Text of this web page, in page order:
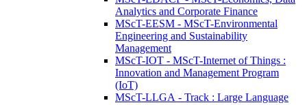
Analytics and Corporate Finance
MScT-EESM - MScT-Environmental
Engineering and Sustainability
Management
MScT-IOT - MScT-Internet of Things :
Innovation and Management Program
(IoT)
MScT-LLGA - Track : Large Language